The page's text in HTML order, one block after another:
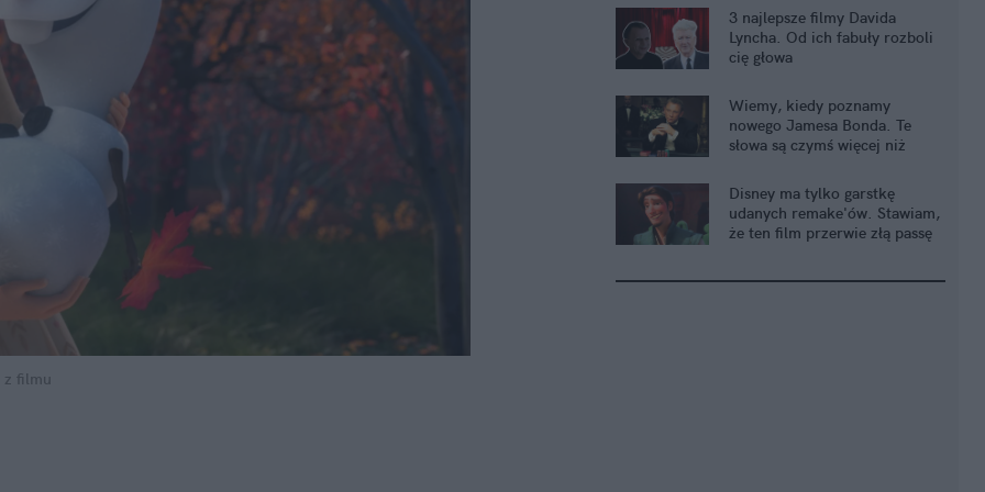
filmu
3 najlepsze filmy Davida
Lyncha. Od ich fabuły rozboli
cię głowa
Wiemy, kiedy poznamy
nowego Jamesa Bonda. Te
słowa są czymś więcej niż
Disney ma tylko garstkę
udanych remake'ów. Stawiam,
że ten film przerwie złą passę